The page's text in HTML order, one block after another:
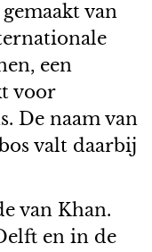
van
een
voor
De naam van
valt daarbij
van Khan.
en in de